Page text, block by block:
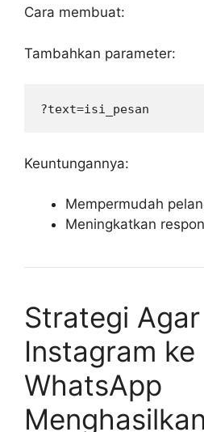
Cara membuat:
Tambahkan parameter:
Keuntungannya:
Mempermudah
Meningkatkan respon
Strategi Agar
Instagram ke
WhatsApp